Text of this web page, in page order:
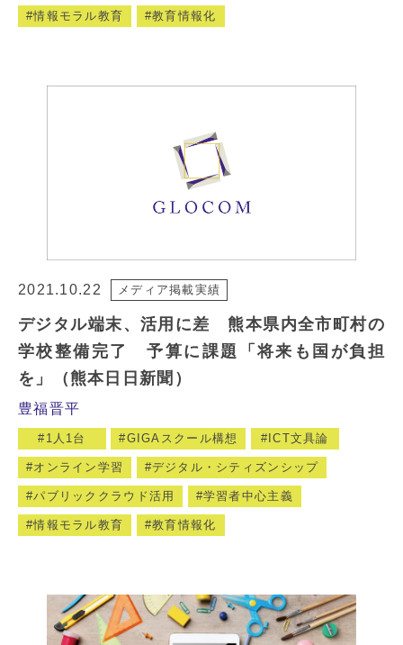
情報モラル教育 教育情報化
2021.10.22 メディア掲載実績
デジタル端末、活用に差 熊本県内全市町村の
学校整備完了 予算に課題「将来も国が負担
を」（熊本日日新聞）
豊福晋平
1人1台 GIGAスクール構想 ICT文具論
オンライン学習 デジタル・シティズンシップ
パブリッククラウド活用 学習者中心主義
情報モラル教育 教育情報化